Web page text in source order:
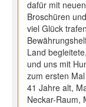
dafür mit
Broschüren
viel Glück
Land
und uns mit
zum ersten
41 Jahre alt,
Neckar-Raum,